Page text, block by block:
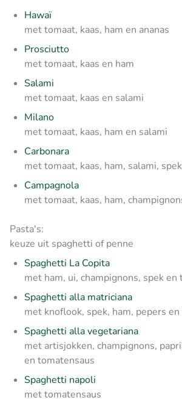
Hawaï
met tomaat, kaas, ham en ananas
Prosciutto
met tomaat, kaas en ham
Salami
met tomaat, kaas en salami
Milano
met tomaat, kaas, ham en salami
Carbonara
met tomaat, kaas, ham, salami,
Campagnola
met tomaat, kaas, ham,
Pasta's:
keuze uit spaghetti of penne
Spaghetti La Copita
met ham, ui, champignons, spek en
Spaghetti alla matriciana
met knoflook, spek, ham, pepers
Spaghetti alla vegetariana
met artisjokken, champignons,
en tomatensaus
Spaghetti napoli
met tomatensaus